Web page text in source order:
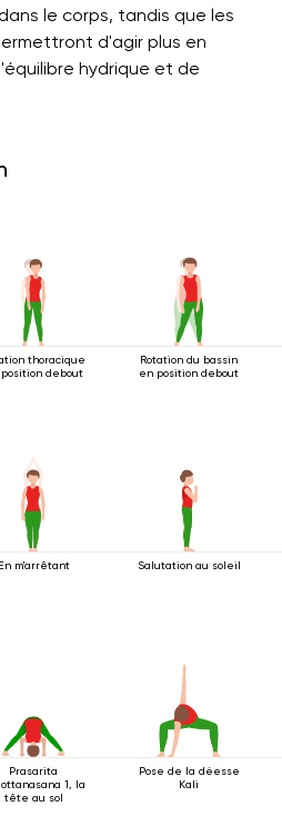
le corps, tandis que les
d'agir plus en
hydrique et de
thoracique
debout
Rotation du bassin
en position debout
En m'arrêtant Salutation au soleil
Prasarita
1, la
tête au sol
Pose de la déesse
Kali